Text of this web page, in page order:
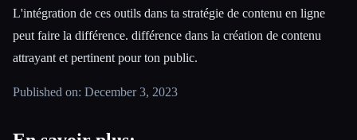
L'intégration de ces outils dans ta stratégie de contenu en ligne
peut faire la différence. différence dans la création de contenu
attrayant et pertinent pour ton public.
Published on: December 3, 2023